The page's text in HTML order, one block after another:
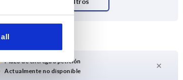
Plazo de entrega a petición
Actualmente no disponible